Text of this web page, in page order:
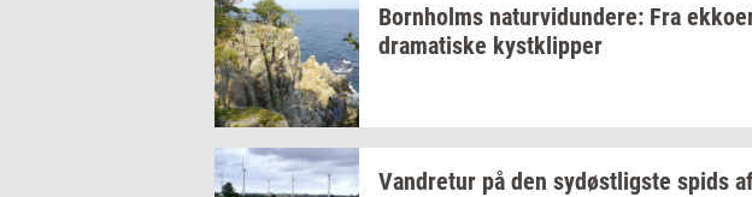
Born­holms na­tur­vi­dun­de­re: Fra
dra­ma­ti­ske kyst­klip­per
Van­dre­tur på den sy­døst­lig­ste spids